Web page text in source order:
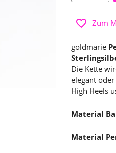
Zum
goldmarie
Die Kette
elegant oder
High Heels
Material
Material